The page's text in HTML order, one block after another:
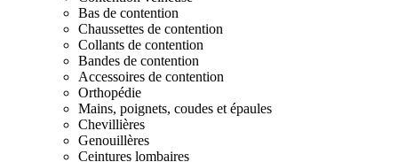
Bas de contention
Chaussettes de contention
Collants de contention
Bandes de contention
Accessoires de contention
Orthopédie
Mains, poignets, coudes et épaules
Chevillières
Genouillères
Ceintures lombaires